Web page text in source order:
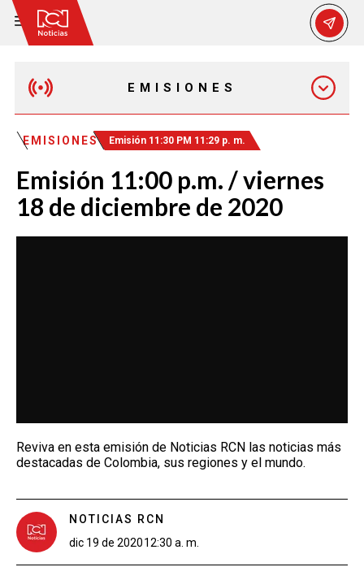
EMISIONES
MAÑANA EXPRESS
EMISIÓN 12:30 PM
EMISIONES Emisión 11:30 PM 11:29 p. m.
Emisión 11:00 p.m. / viernes
18 de diciembre de 2020
Reviva en esta emisión de Noticias RCN las noticias más
destacadas de Colombia, sus regiones y el mundo.
NOTICIAS RCN
dic 19 de 202012:30 a. m.